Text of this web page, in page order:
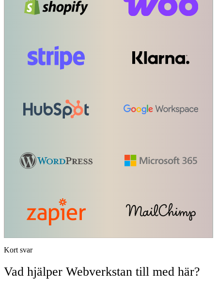
Kort svar
Vad hjälper Webverkstan till med här?